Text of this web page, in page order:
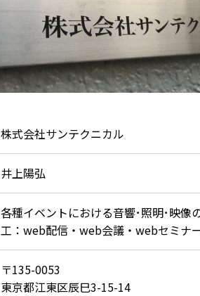
株式会社サンテクニカル
井上陽弘
各種イベントにおける音響･照明･映像
工：web配信・web会議・webセミナ
〒135-0053
東京都江東区辰巳3-15-14